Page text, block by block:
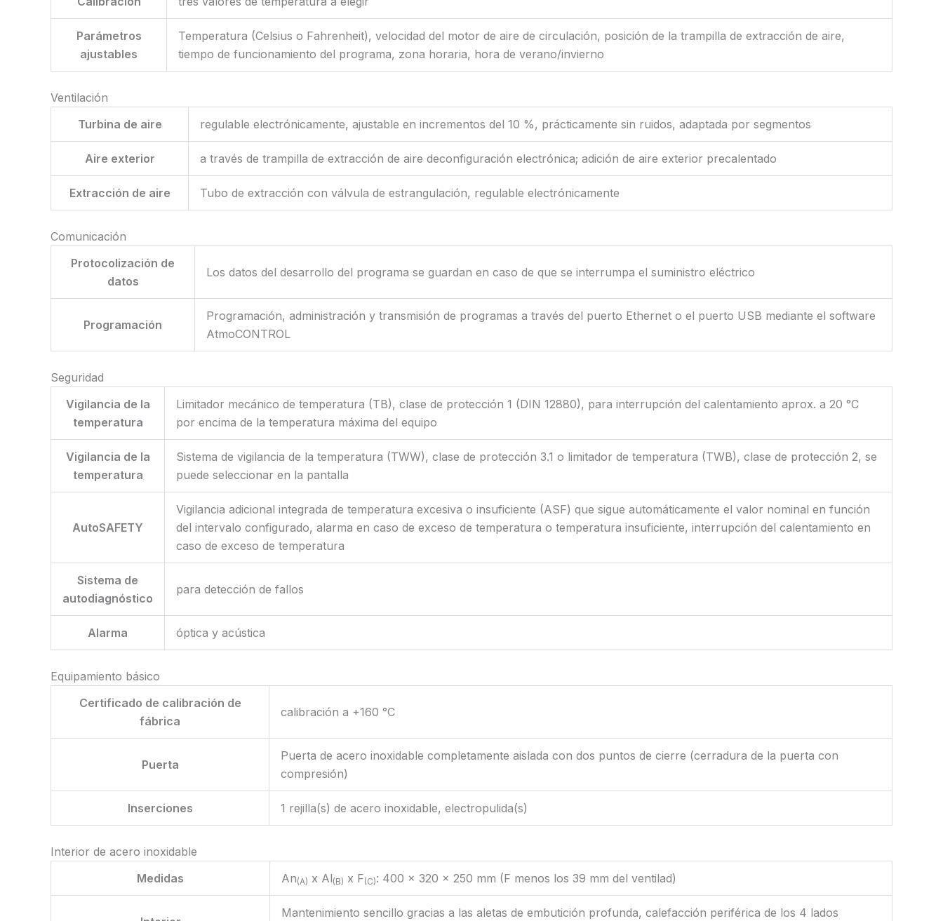
Parámetros
ajustables
Temperatura (Celsius o Fahrenheit), velocidad del motor de aire de circulación, posición de la trampilla de extracción de aire,
tiempo de funcionamiento del programa, zona horaria, hora de verano/invierno
Ventilación
Turbina de aire
regulable electrónicamente, ajustable en incrementos del 10 %, prácticamente sin ruidos, adaptada por segmentos
Aire exterior a través de trampilla de extracción de aire deconfiguración electrónica; adición de aire exterior precalentado
Extracción de aire Tubo de extracción con válvula de estrangulación, regulable electrónicamente
Comunicación
Protocolización de
datos
Los datos del desarrollo del programa se guardan en caso de que se interrumpa el suministro eléctrico
Programación
Programación, administración y transmisión de programas a través del puerto Ethernet o el puerto USB mediante el software
AtmoCONTROL
Seguridad
Vigilancia de la
temperatura
Limitador mecánico de temperatura (TB), clase de protección 1 (DIN 12880), para interrupción del calentamiento aprox. a 20 °C
por encima de la temperatura máxima del equipo
Vigilancia de la
temperatura
Sistema de vigilancia de la temperatura (TWW), clase de protección 3.1 o limitador de temperatura (TWB), clase de protección 2, se
puede seleccionar en la pantalla
AutoSAFETY
Vigilancia adicional integrada de temperatura excesiva o insuficiente (ASF) que sigue automáticamente el valor nominal en función
del intervalo configurado, alarma en caso de exceso de temperatura o temperatura insuficiente, interrupción del calentamiento en
caso de exceso de temperatura
Sistema de
autodiagnóstico
para detección de fallos
Alarma óptica y acústica
Equipamiento básico
Certificado de calibración de
fábrica
calibración a +160 °C
Puerta
Puerta de acero inoxidable completamente aislada con dos puntos de cierre (cerradura de la puerta con
compresión)
Inserciones 1 rejilla(s) de acero inoxidable, electropulida(s)
Interior de acero inoxidable
Medidas
An(A) x Al(B) x F(C): 400 x 320 x 250 mm (F menos los 39 mm del ventilad)
Mantenimiento sencillo gracias a las aletas de embutición profunda, calefacción periférica de los 4 lados